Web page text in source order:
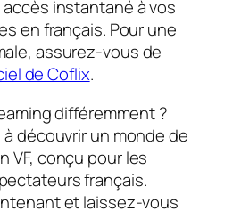
accès instantané à vos
en français. Pour une
assurez-vous de
de Coflix.
différemment ?
découvrir un monde de
VF, conçu pour les
français.
et laissez-vous